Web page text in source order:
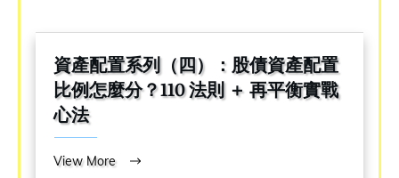
資產配置系列（四）：股債資產配置
比例怎麼分？110 法則 ＋ 再平衡實戰
心法
View More